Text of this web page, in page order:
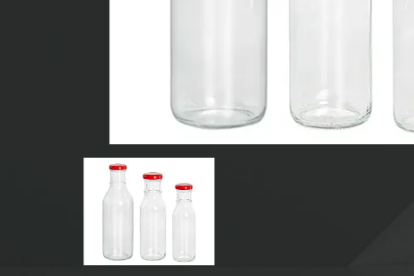
TAPA/CIERRES/ETIQUETAS PARA VIDRIO